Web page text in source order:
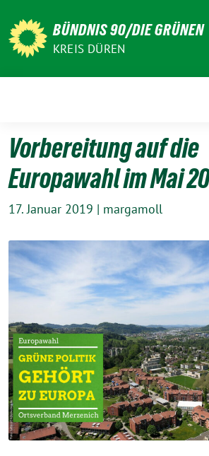
zum
Inhalt
BÜNDNIS 90/DIE GRÜNEN
KREIS DÜREN
Vorbereitung auf die
Europawahl im Mai
17. Januar 2019 | margamoll